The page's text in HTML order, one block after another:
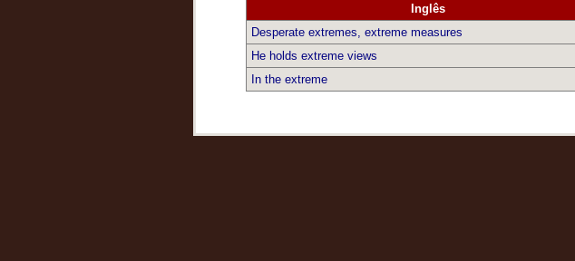
Inglês
Desperate extremes, extreme measures
He holds extreme views
In the extreme